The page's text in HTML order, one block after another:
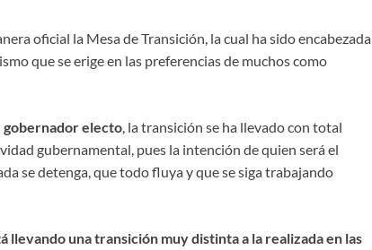
oficial la Mesa de Transición, la cual ha sido encabezada
que se erige en las preferencias de muchos como
gobernador electo , la transición se ha llevado con total
gubernamental, pues la intención de quien será el
se detenga, que todo fluya y que se siga trabajando
llevando una transición muy distinta a la realizada en las